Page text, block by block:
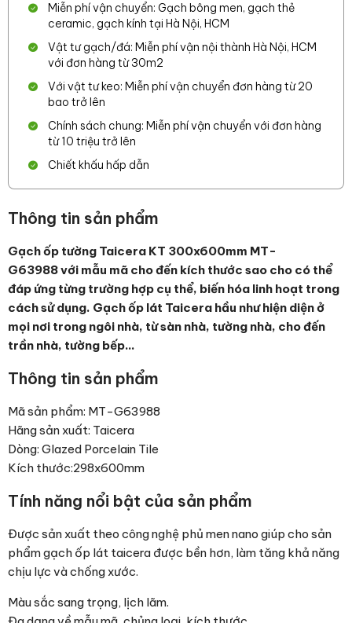
Miễn phí vận chuyển: Gạch bông men, gạch thẻ
ceramic, gạch kính tại Hà Nội, HCM
Vật tư gạch/đá: Miễn phí vận nội thành Hà Nội, HCM
với đơn hàng từ 30m2
Với vật tư keo: Miễn phí vận chuyển đơn hàng từ 20
bao trở lên
Chính sách chung: Miễn phí vận chuyển với đơn hàng
từ 10 triệu trở lên
Chiết khấu hấp dẫn
Thông tin sản phẩm
Gạch ốp tường Taicera KT 300x600mm MT-
G63988 với mẫu mã cho đến kích thước sao cho có thể
đáp ứng từng trường hợp cụ thể, biến hóa linh hoạt trong
cách sử dụng. Gạch ốp lát Taicera hầu như hiện diện ở
mọi nơi trong ngôi nhà, từ sàn nhà, tường nhà, cho đến
trần nhà, tường bếp…
Thông tin sản phẩm
Mã sản phẩm: MT-G63988
Hãng sản xuất: Taicera
Dòng: Glazed Porcelain Tile
Kích thước:298x600mm
Tính năng nổi bật của sản phẩm
Được sản xuất theo công nghệ phủ men nano giúp cho sản
phẩm gạch ốp lát taicera được bền hơn, làm tăng khả năng
chịu lực và chống xước.
Màu sắc sang trọng, lịch lãm.